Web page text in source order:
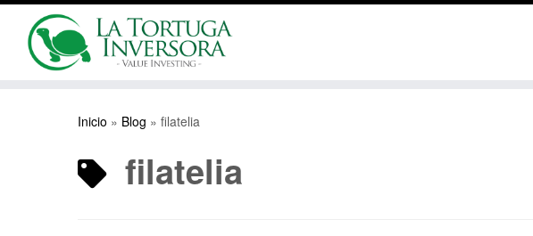
Inicio » Blog » filatelia
filatelia